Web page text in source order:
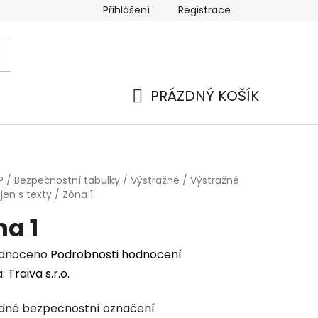
Náhradní plnění Moje objednávka
Přihlášení Registrace
PRÁZDNÝ KOŠÍK
/ Bezpečnostní tabulky / Výstražné / Výstražné
s texty / Zóna 1
1
Podrobnosti hodnocení
Traiva s.r.o.
bezpečnostní označení